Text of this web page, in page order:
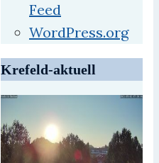
Feed
WordPress.org
Krefeld-aktuell